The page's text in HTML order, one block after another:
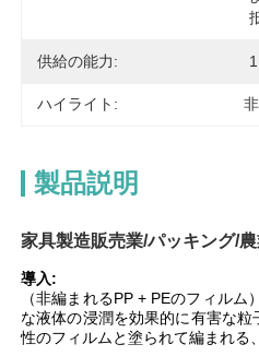
供給の能力:
ハイライト:
製品説明
家具製造販売業/パッキング/
導入:
（非編まれるPP + PEのフィル
な液体の浸潤を効果的に有害な
性のフィルムと塗られて編まれる